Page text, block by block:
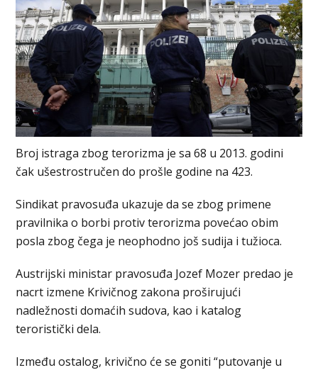
Broj istraga zbog terorizma je sa 68 u 2013. godini
čak ušestrostručen do prošle godine na 423.
Sindikat pravosuđa ukazuje da se zbog primene
pravilnika o borbi protiv terorizma povećao obim
posla zbog čega je neophodno još sudija i tužioca.
Austrijski ministar pravosuđa Jozef Mozer predao je
nacrt izmene Krivičnog zakona proširujući
nadležnosti domaćih sudova, kao i katalog
teroristički dela.
Između ostalog, krivično će se goniti “putovanje u